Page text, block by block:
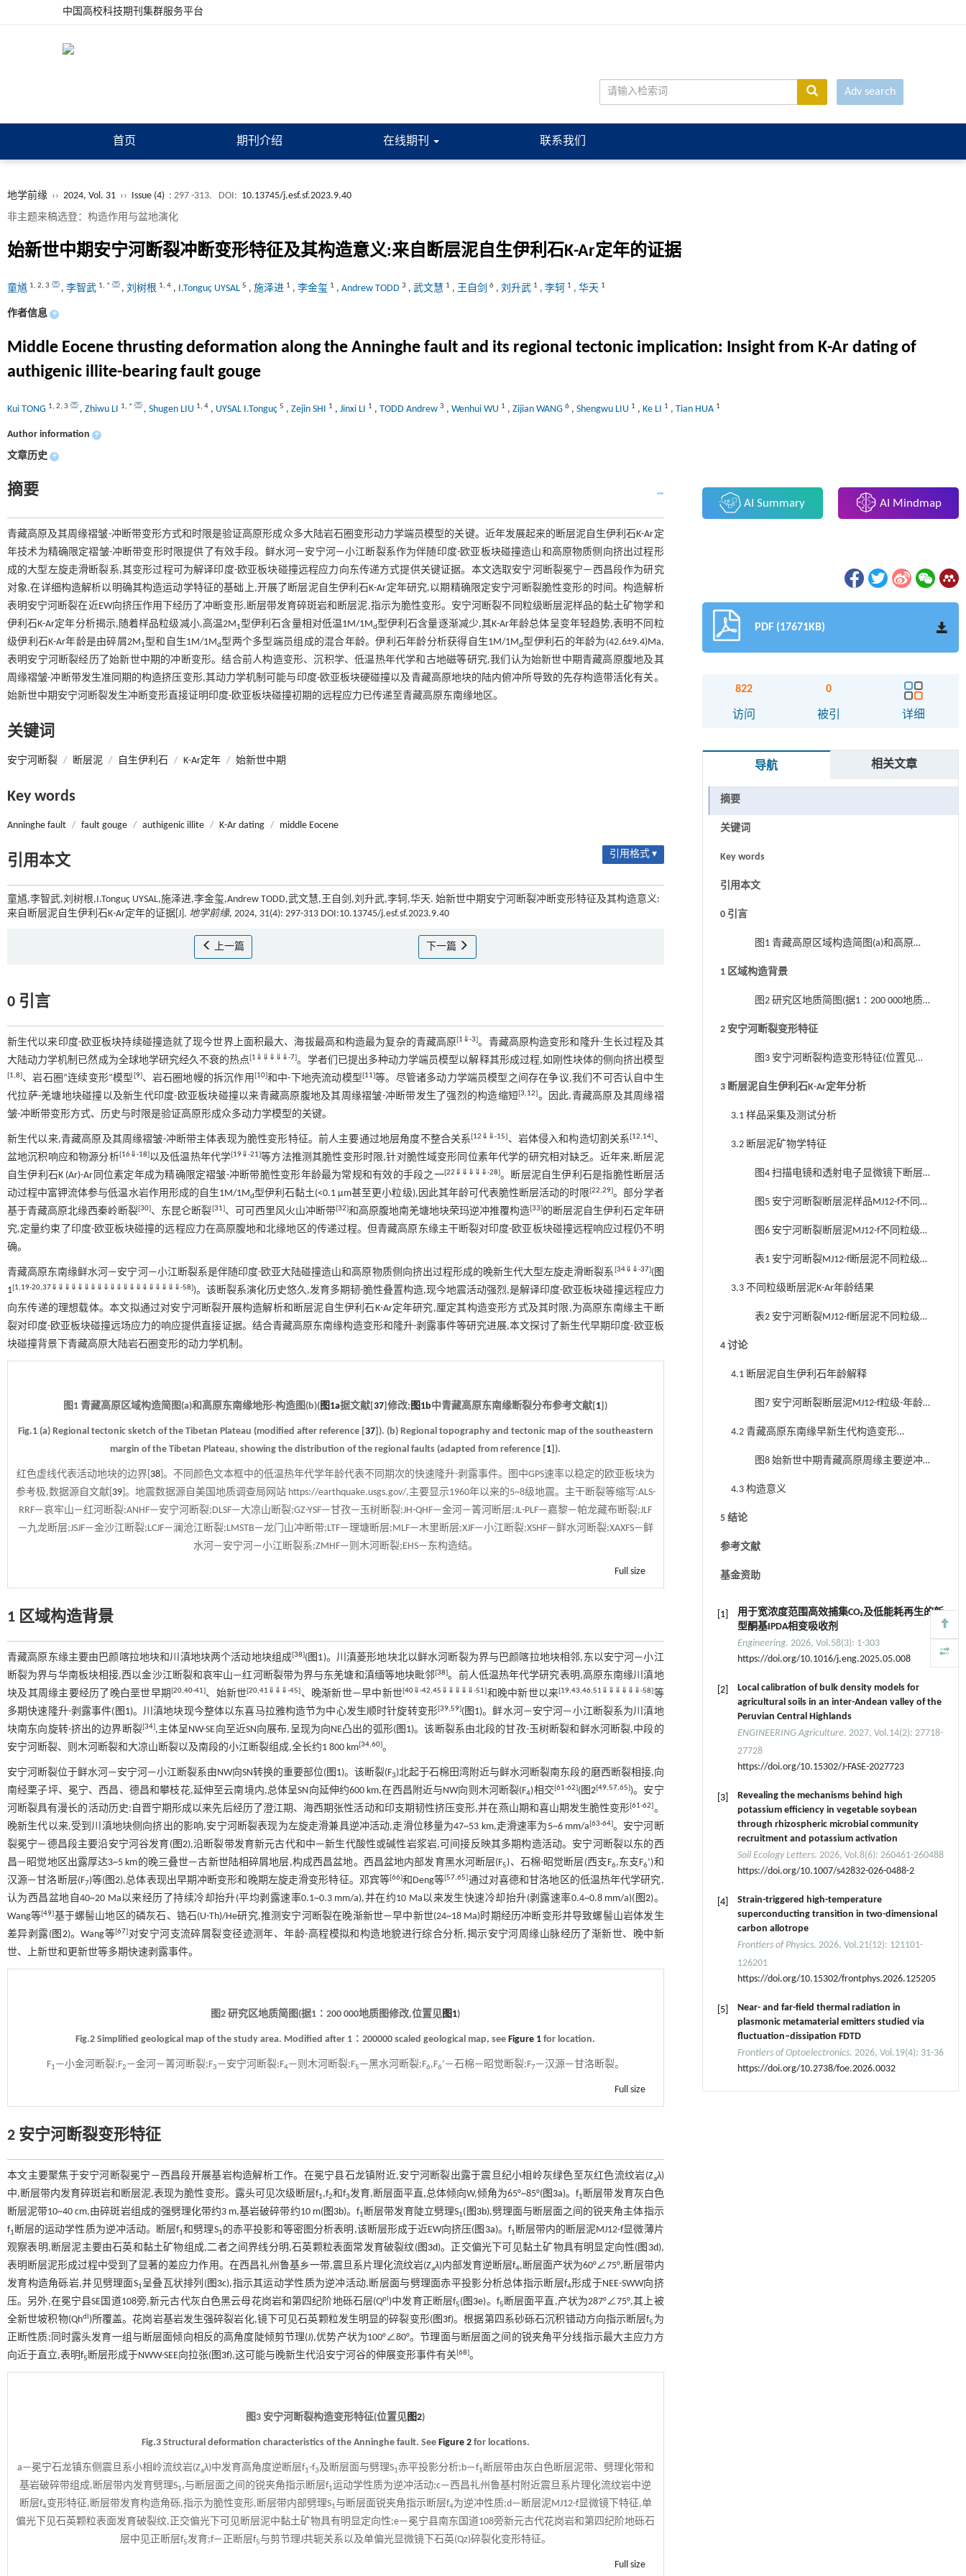
中国高校科技期刊集群服务平台
Adv search
首页 期刊介绍 在线期刊 联系我们
地学前缘 ›› 2024, Vol. 31 ›› Issue (4) : 297 -313. DOI: 10.13745/j.esf.sf.2023.9.40
非主题来稿选登：构造作用与盆地演化
始新世中期安宁河断裂冲断变形特征及其构造意义:来自断层泥自生伊利石K-Ar定年的证据
童馗 1, 2, 3 , 李智武 1, * , 刘树根 1, 4 , I.Tonguç UYSAL 5 , 施泽进 1 , 李金玺 1 , Andrew TODD 3 , 武文慧 1 , 王自剑 6 , 刘升武 1 , 李轲 1 , 华天 1
作者信息 +
Middle Eocene thrusting deformation along the Anninghe fault and its regional tectonic implication: Insight from K-Ar dating of
authigenic illite-bearing fault gouge
Kui TONG 1, 2, 3 , Zhiwu LI 1, * , Shugen LIU 1, 4 , UYSAL I.Tonguç 5 , Zejin SHI 1 , Jinxi LI 1 , TODD Andrew 3 , Wenhui WU 1 , Zijian WANG 6 , Shengwu LIU 1 , Ke LI 1 , Tian HUA 1
Author information +
文章历史 +
摘要
青藏高原及其周缘褶皱-冲断带变形方式和时限是验证高原形成众多大陆岩石圈变形动力学端员模型的关键。近年发展起来的断层泥自生伊利石K-Ar定
年技术为精确限定褶皱-冲断带变形时限提供了有效手段。鲜水河—安宁河—小江断裂系作为伴随印度-欧亚板块碰撞造山和高原物质侧向挤出过程形
成的大型左旋走滑断裂系,其变形过程可为解译印度-欧亚板块碰撞远程应力向东传递方式提供关键证据。本文选取安宁河断裂冕宁—西昌段作为研究
对象,在详细构造解析以明确其构造运动学特征的基础上,开展了断层泥自生伊利石K-Ar定年研究,以期精确限定安宁河断裂脆性变形的时间。构造解析
表明安宁河断裂在近EW向挤压作用下经历了冲断变形,断层带发育碎斑岩和断层泥,指示为脆性变形。安宁河断裂不同粒级断层泥样品的黏土矿物学和
伊利石K-Ar定年分析揭示,随着样品粒级减小,高温2M1型伊利石含量相对低温1M/1Md型伊利石含量逐渐减少,其K-Ar年龄总体呈变年轻趋势,表明不同粒
级伊利石K-Ar年龄是由碎屑2M1型和自生1M/1Md型两个多型端员组成的混合年龄。伊利石年龄分析获得自生1M/1Md型伊利石的年龄为(42.6±9.4)Ma,
表明安宁河断裂经历了始新世中期的冲断变形。结合前人构造变形、沉积学、低温热年代学和古地磁等研究,我们认为始新世中期青藏高原腹地及其
周缘褶皱-冲断带发生准同期的构造挤压变形,其动力学机制可能与印度-欧亚板块硬碰撞以及青藏高原地块的陆内俯冲所导致的先存构造带活化有关。
始新世中期安宁河断裂发生冲断变形直接证明印度-欧亚板块碰撞初期的远程应力已传递至青藏高原东南缘地区。
关键词
安宁河断裂 / 断层泥 / 自生伊利石 / K-Ar定年 / 始新世中期
Key words
Anninghe fault / fault gouge / authigenic illite / K-Ar dating / middle Eocene
引用本文 引用格式 ▾
童馗,李智武,刘树根,I.Tonguç UYSAL,施泽进,李金玺,Andrew TODD,武文慧,王自剑,刘升武,李轲,华天. 始新世中期安宁河断裂冲断变形特征及其构造意义:
来自断层泥自生伊利石K-Ar定年的证据[J]. 地学前缘, 2024, 31(4): 297-313 DOI:10.13745/j.esf.sf.2023.9.40
上一篇 下一篇
0 引言
新生代以来印度-欧亚板块持续碰撞造就了现今世界上面积最大、海拔最高和构造最为复杂的青藏高原[1 ⇓-3]。青藏高原构造变形和隆升-生长过程及其
大陆动力学机制已然成为全球地学研究经久不衰的热点[1 ⇓ ⇓ ⇓ ⇓ ⇓-7]。学者们已提出多种动力学端员模型以解释其形成过程,如刚性块体的侧向挤出模型
[1,8]、岩石圈“连续变形”模型[9]、岩石圈地幔的拆沉作用 [10]和中-下地壳流动模型[11]等。尽管诸多动力学端员模型之间存在争议,我们不可否认自中生
代拉萨-羌塘地块碰撞以及新生代印度-欧亚板块碰撞以来青藏高原腹地及其周缘褶皱-冲断带发生了强烈的构造缩短[3,12]。因此,青藏高原及其周缘褶
皱-冲断带变形方式、历史与时限是验证高原形成众多动力学模型的关键。
新生代以来,青藏高原及其周缘褶皱-冲断带主体表现为脆性变形特征。前人主要通过地层角度不整合关系[12 ⇓ ⇓-15] 、岩体侵入和构造切割关系[12,14] 、
盆地沉积响应和物源分析[16⇓-18]以及低温热年代学[19⇓-21]等方法推测其脆性变形时限,针对脆性域变形同位素年代学的研究相对缺乏。近年来,断层泥
自生伊利石K (Ar)-Ar同位素定年成为精确限定褶皱-冲断带脆性变形年龄最为常规和有效的手段之一[22 ⇓ ⇓ ⇓ ⇓ ⇓-28]。断层泥自生伊利石是指脆性断层活
动过程中富钾流体参与低温水岩作用形成的自生1M/1Md型伊利石黏土(<0.1 μm甚至更小粒级),因此其年龄可代表脆性断层活动的时限[22,29]。部分学者
基于青藏高原北缘西秦岭断裂[30]、东昆仑断裂[31]、可可西里风火山冲断带[32]和高原腹地南羌塘地块荣玛逆冲推覆构造[33] 的断层泥自生伊利石定年研
究,定量约束了印度-欧亚板块碰撞的远程应力在高原腹地和北缘地区的传递过程。但青藏高原东缘主干断裂对印度-欧亚板块碰撞远程响应过程仍不明
确。
青藏高原东南缘鲜水河—安宁河—小江断裂系是伴随印度-欧亚大陆碰撞造山和高原物质侧向挤出过程形成的晚新生代大型左旋走滑断裂系 [34⇓ ⇓-37](图
1[1,19-20,37⇓ ⇓ ⇓ ⇓ ⇓ ⇓ ⇓ ⇓ ⇓ ⇓ ⇓ ⇓ ⇓ ⇓ ⇓ ⇓ ⇓ ⇓ ⇓ ⇓-58])。该断裂系演化历史悠久,发育多期韧-脆性叠置构造,现今地震活动强烈,是解译印度-欧亚板块碰撞远程应力
向东传递的理想载体。本文拟通过对安宁河断裂开展构造解析和断层泥自生伊利石K-Ar定年研究,厘定其构造变形方式及其时限,为高原东南缘主干断
裂对印度-欧亚板块碰撞远场应力的响应提供直接证据。结合青藏高原东南缘构造变形和隆升-剥露事件等研究进展,本文探讨了新生代早期印度-欧亚板
块碰撞背景下青藏高原大陆岩石圈变形的动力学机制。
图1 青藏高原区域构造简图(a)和高原东南缘地形-构造图(b)(图1a据文献[37]修改; 图1b中青藏高原东南缘断裂分布参考文献[1])
Fig.1 (a) Regional tectonic sketch of the Tibetan Plateau (modified after reference [37]). (b) Regional topography and tectonic map of the southeastern
margin of the Tibetan Plateau, showing the distribution of the regional faults (adapted from reference [1]).
红色虚线代表活动地块的边界[ 38]。不同颜色文本框中的低温热年代学年龄代表不同期次的快速隆升-剥露事件。图中GPS速率以稳定的欧亚板块为
参考极,数据源自文献[ 39]。地震数据源自美国地质调查局网站 https://earthquake.usgs.gov/,主要显示1960年以来的5~8级地震。主干断裂等缩写:ALS-
RRF—哀牢山—红河断裂;ANHF—安宁河断裂;DLSF—大凉山断裂;GZ-YSF—甘孜—玉树断裂;JH-QHF—金河—箐河断层;JL-PLF—嘉黎—帕龙藏布断裂;JLF
—九龙断层;JSJF—金沙江断裂;LCJF—澜沧江断裂;LMSTB—龙门山冲断带;LTF—理塘断层;MLF—木里断层;XJF—小江断裂;XSHF—鲜水河断裂;XAXFS—鲜
水河—安宁河—小江断裂系;ZMHF—则木河断裂;EHS—东构造结。
Full size
1 区域构造背景
青藏高原东缘主要由巴颜喀拉地块和川滇地块两个活动地块组成[38](图1)。川滇菱形地块北以鲜水河断裂为界与巴颜喀拉地块相邻,东以安宁河—小江
断裂为界与华南板块相接,西以金沙江断裂和哀牢山—红河断裂带为界与东羌塘和滇缅等地块毗邻[38]。前人低温热年代学研究表明,高原东南缘川滇地
块及其周缘主要经历了晚白垩世早期[20,40-41]、始新世[20,41 ⇓ ⇓ ⇓-45] 、晚渐新世—早中新世[40⇓-42,45 ⇓ ⇓ ⇓ ⇓ ⇓-51]和晚中新世以来[19,43,46,51 ⇓ ⇓ ⇓ ⇓ ⇓ ⇓-58]等
多期快速隆升-剥露事件( 图1)。川滇地块现今整体以东喜马拉雅构造节为中心发生顺时针旋转变形[39,59](图1)。鲜水河—安宁河—小江断裂系为川滇地
块南东向旋转-挤出的边界断裂[34],主体呈NW-SE向至近SN向展布,呈现为向NE凸出的弧形(图1)。该断裂系由北段的甘孜-玉树断裂和鲜水河断裂,中段的
安宁河断裂、则木河断裂和大凉山断裂以及南段的小江断裂组成,全长约1 800 km[34,60]。
安宁河断裂位于鲜水河—安宁河—小江断裂系由NW向SN转换的重要部位(图1)。该断裂(F3)北起于石棉田湾附近与鲜水河断裂南东段的磨西断裂相接,向
南经栗子坪、冕宁、西昌、德昌和攀枝花,延伸至云南境内,总体呈SN向延伸约600 km,在西昌附近与NW向则木河断裂(F4)相交[61-62](图2[49,57,65])。安宁
河断裂具有漫长的活动历史:自晋宁期形成以来先后经历了澄江期、海西期张性活动和印支期韧性挤压变形,并在燕山期和喜山期发生脆性变形[61-62]。
晚新生代以来,受到川滇地块侧向挤出的影响,安宁河断裂表现为左旋走滑兼具逆冲活动,走滑位移量为47~53 km,走滑速率为5~6 mm/a[63-64]。安宁河断
裂冕宁—德昌段主要沿安宁河谷发育(图2),沿断裂带发育新元古代和中—新生代酸性或碱性岩浆岩,可间接反映其多期构造活动。安宁河断裂以东的西
昌—昭觉地区出露厚达3~5 km的晚三叠世—古新世陆相碎屑地层,构成西昌盆地。西昌盆地内部发育黑水河断层(F5)、石棉-昭觉断层(西支F6,东支F6’)和
汉源—甘洛断层(F7)等(图2),总体表现出早期冲断变形和晚期左旋走滑变形特征。邓宾等[66]和Deng等[57,65]通过对喜德和甘洛地区的低温热年代学研究,
认为西昌盆地自40~20 Ma以来经历了持续冷却抬升(平均剥露速率0.1~0.3 mm/a),并在约10 Ma以来发生快速冷却抬升(剥露速率0.4~0.8 mm/a)( 图2)。
Wang等[49]基于螺髻山地区的磷灰石、锆石(U-Th)/He研究,推测安宁河断裂在晚渐新世—早中新世(24~18 Ma)时期经历冲断变形并导致螺髻山岩体发生
差异剥露(图2)。Wang等[67] 对安宁河支流碎屑裂变径迹测年、年龄-高程模拟和构造地貌进行综合分析,揭示安宁河周缘山脉经历了渐新世、晚中新
世、上新世和更新世等多期快速剥露事件。
图2 研究区地质简图(据1∶200 000地质图修改,位置见图1)
Fig.2 Simplified geological map of the study area. Modified after 1∶200000 scaled geological map, seeFigure 1 for location.
F1—小金河断裂;F2—金河—箐河断裂;F3—安宁河断裂;F4—则木河断裂;F5—黑水河断裂;F6,F6’—石棉—昭觉断裂;F7—汉源—甘洛断裂。
Full size
2 安宁河断裂变形特征
本文主要聚焦于安宁河断裂冕宁—西昌段开展基岩构造解析工作。在冕宁县石龙镇附近,安宁河断裂出露于震旦纪小相岭灰绿色至灰红色流纹岩(Zaλ)
中,断层带内发育碎斑岩和断层泥,表现为脆性变形。露头可见次级断层f1,f2和f3发育,断层面平直,总体倾向W,倾角为65°~85°(图3a)。f1断层带发育灰白色
断层泥带10~40 cm,由碎斑岩组成的强劈理化带约3 m,基岩破碎带约10 m(图3b)。f1断层带发育陡立劈理S1( 图3b),劈理面与断层面之间的锐夹角主体指示
f1断层的运动学性质为逆冲活动。断层f1和劈理S1 的赤平投影和等密图分析表明,该断层形成于近EW向挤压(图3a)。f1断层带内的断层泥MJ12-f显微薄片
观察表明,断层泥主要由石英和黏土矿物组成,二者之间界线分明,石英颗粒表面常发育破裂纹(图3d)。正交偏光下可见黏土矿物具有明显定向性(图3d),
表明断层泥形成过程中受到了显著的差应力作用。在西昌礼州鲁基乡一带,震旦系片理化流纹岩(Zaλ)内部发育逆断层f4,断层面产状为60°∠75°,断层带内
发育构造角砾岩,并见劈理面S1呈叠瓦状排列(图3c),指示其运动学性质为逆冲活动,断层面与劈理面赤平投影分析总体指示断层f4形成于NEE-SWW向挤
压。另外,在冕宁县SE国道108旁,新元古代灰白色黑云母花岗岩和第四纪阶地砾石层(Qpl)中发育正断层f5(图3e)。f5断层面平直,产状为287°∠75°,其上被
全新世坡积物(Qhdl )所覆盖。花岗岩基岩发生强碎裂岩化,镜下可见石英颗粒发生明显的碎裂变形(图3f)。根据第四系砂砾石沉积错动方向指示断层f5 为
正断性质;同时露头发育一组与断层面倾向相反的高角度陡倾剪节理(J),优势产状为100°∠80°。节理面与断层面之间的锐夹角平分线指示最大主应力方
向近于直立,表明f5断层形成于NWW-SEE向拉张(图3f),这可能与晚新生代沿安宁河谷的伸展变形事件有关[68]。
图3 安宁河断裂构造变形特征(位置见图2)
Fig.3 Structural deformation characteristics of the Anninghe fault. See Figure 2for locations.
a—冕宁石龙镇东侧震旦系小相岭流纹岩(Zaλ)中发育高角度逆断层f1-f3及断层面与劈理S1赤平投影分析;b—f1断层带由灰白色断层泥带、劈理化带和
基岩破碎带组成,断层带内发育劈理S1,与断层面之间的锐夹角指示断层f1运动学性质为逆冲活动;c—西昌礼州鲁基村附近震旦系片理化流纹岩中逆
断层f4变形特征,断层带发育构造角砾,指示为脆性变形,断层带内部劈理S1与断层面锐夹角指示断层f4为逆冲性质;d—断层泥MJ12-f显微镜下特征,单
偏光下见石英颗粒表面发育破裂纹,正交偏光下可见断层泥中黏土矿物具有明显定向性;e—冕宁县南东国道108旁新元古代花岗岩和第四纪阶地砾石
层中见正断层f5发育;f—正断层f5与剪节理J共轭关系以及单偏光显微镜下石英(Qz)碎裂化变形特征。
Full size
AI Summary AI Mindmap
PDF (17671KB)
822
访问
0
被引 详细
导航 相关文章
摘要
关键词
Key words
引用本文
0 引言
图1 青藏高原区域构造简图(a)和高原东
南缘地形-构造图(b)(图1a据文献[37]修改;图
1 区域构造背景
图2 研究区地质简图(据1∶200 000地质
图修改,位置见图1)
2 安宁河断裂变形特征
图3 安宁河断裂构造变形特征(位置见图
3 断层泥自生伊利石K-Ar定年分析
3.1 样品采集及测试分析
3.2 断层泥矿物学特征
图4 扫描电镜和透射电子显微镜下断层
图5 安宁河断裂断层泥样品MJ12-f不同粒
图6 安宁河断裂断层泥MJ12-f不同粒级黏
表1 安宁河断裂MJ12-f断层泥不同粒级样
3.3 不同粒级断层泥K-Ar年龄结果
表2 安宁河断裂MJ12-f断层泥不同粒级样
品K-Ar定年结果
4 讨论
4.1 断层泥自生伊利石年龄解释
图7 安宁河断裂断层泥MJ12-f粒级-年龄
4.2 青藏高原东南缘早新生代构造变形
图8 始新世中期青藏高原周缘主要逆冲
4.3 构造意义
5 结论
参考文献
基金资助
[1]
用于宽浓度范围高效捕集CO₂及低能耗再生的新
型酮基IPDA相变吸收剂
Engineering. 2026, Vol.58(3): 1-303
https://doi.org/10.1016/j.eng.2025.05.008
[2]
Local calibration of bulk density models for
agricultural soils in an inter-Andean valley of the
Peruvian Central Highlands
ENGINEERING Agriculture. 2027, Vol.14(2): 27718-
27728
https://doi.org/10.15302/J-FASE-2027723
[3]
Revealing the mechanisms behind high
potassium efficiency in vegetable soybean
through rhizospheric microbial community
recruitment and potassium activation
Soil Ecology Letters. 2026, Vol.8(6): 260461-260488
https://doi.org/10.1007/s42832-026-0488-2
[4]
Strain-triggered high-temperature
superconducting transition in two-dimensional
carbon allotrope
Frontiers of Physics. 2026, Vol.21(12): 121101-
126201
https://doi.org/10.15302/frontphys.2026.125205
[5]
Near- and far-field thermal radiation in
plasmonic metamaterial emitters studied via
fluctuation–dissipation FDTD
Frontiers of Optoelectronics. 2026, Vol.19(4): 31-36
https://doi.org/10.2738/foe.2026.0032